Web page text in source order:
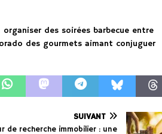
des soirées barbecue entre
des gourmets aimant conjuguer
SUIVANT
de recherche immobilier : une